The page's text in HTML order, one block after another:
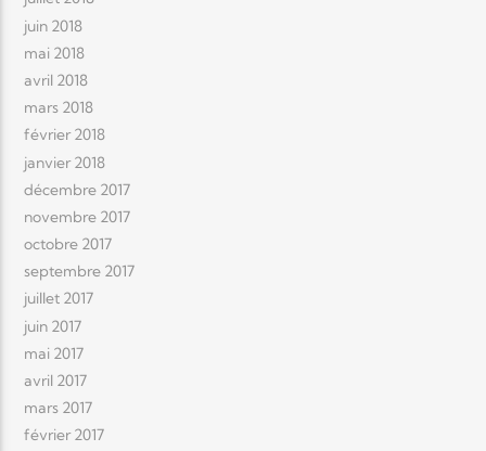
juin 2018
mai 2018
avril 2018
mars 2018
février 2018
janvier 2018
décembre 2017
novembre 2017
octobre 2017
septembre 2017
juillet 2017
juin 2017
mai 2017
avril 2017
mars 2017
février 2017